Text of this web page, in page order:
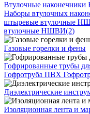
Втулочные
Наборы втулочных
штыревые втулочные
втулочные НШВИ(2)
Газовые горелки и фены
Гофрированные трубы
Гофротруба ПВХ
Диэлектрические
Изоляционная лента и